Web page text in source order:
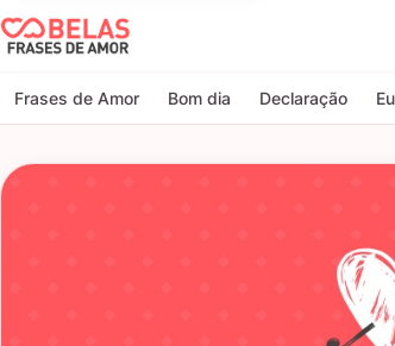
Belas Frases de Amor
Frases de Amor Bom dia Declaração